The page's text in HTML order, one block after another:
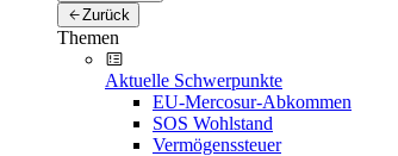
Zurück
Themen
Aktuelle Schwerpunkte
EU-Mercosur-Abkommen
SOS Wohlstand
Vermögenssteuer